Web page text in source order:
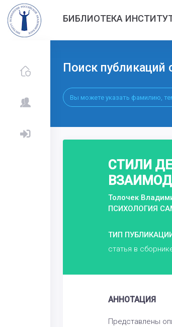
БИБЛИОТЕКА
Поиск публикаций
СТИЛИ
Толочек
ПСИХОЛОГИЯ
ТИП
статья в
АННОТАЦИЯ
Представлены